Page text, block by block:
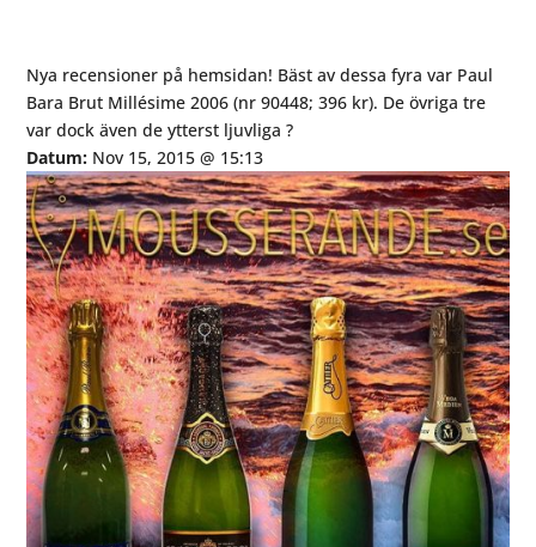
Nya recensioner på hemsidan! Bäst av dessa fyra var Paul
Bara Brut Millésime 2006 (nr 90448; 396 kr). De övriga tre
var dock även de ytterst ljuvliga ?
Datum: Nov 15, 2015 @ 15:13